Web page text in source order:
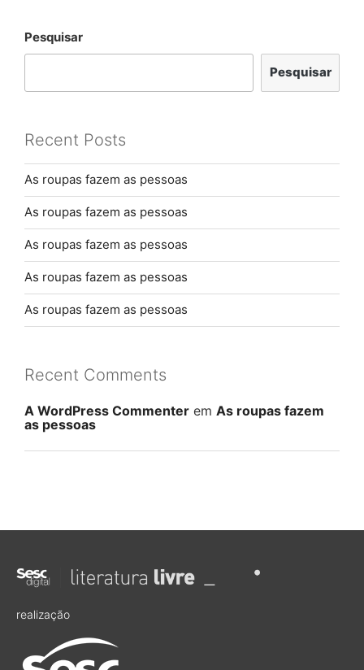
Pesquisar
Pesquisar
Recent Posts
As roupas fazem as pessoas
As roupas fazem as pessoas
As roupas fazem as pessoas
As roupas fazem as pessoas
As roupas fazem as pessoas
Recent Comments
A WordPress Commenter em As roupas fazem
as pessoas
realização